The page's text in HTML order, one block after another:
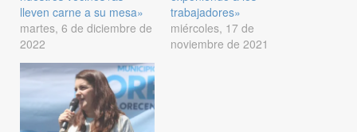
lleven carne a su mesa»
martes, 6 de diciembre de
2022
trabajadores»
miércoles, 17 de
noviembre de 2021